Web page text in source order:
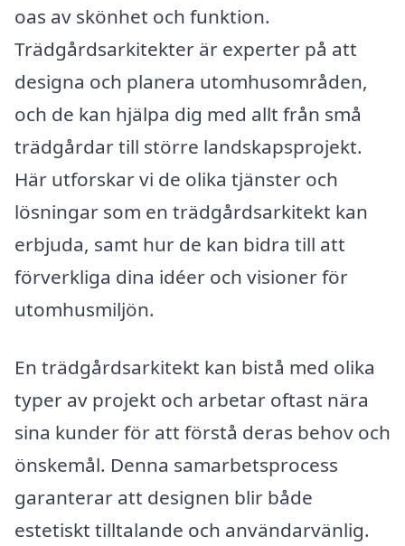
oas av skönhet och funktion.
Trädgårdsarkitekter är experter på att
designa och planera utomhusområden,
och de kan hjälpa dig med allt från små
trädgårdar till större landskapsprojekt.
Här utforskar vi de olika tjänster och
lösningar som en trädgårdsarkitekt kan
erbjuda, samt hur de kan bidra till att
förverkliga dina idéer och visioner för
utomhusmiljön.
En trädgårdsarkitekt kan bistå med olika
typer av projekt och arbetar oftast nära
sina kunder för att förstå deras behov och
önskemål. Denna samarbetsprocess
garanterar att designen blir både
estetiskt tilltalande och användarvänlig.